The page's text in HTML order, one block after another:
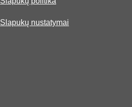
Slapukų nustatymai